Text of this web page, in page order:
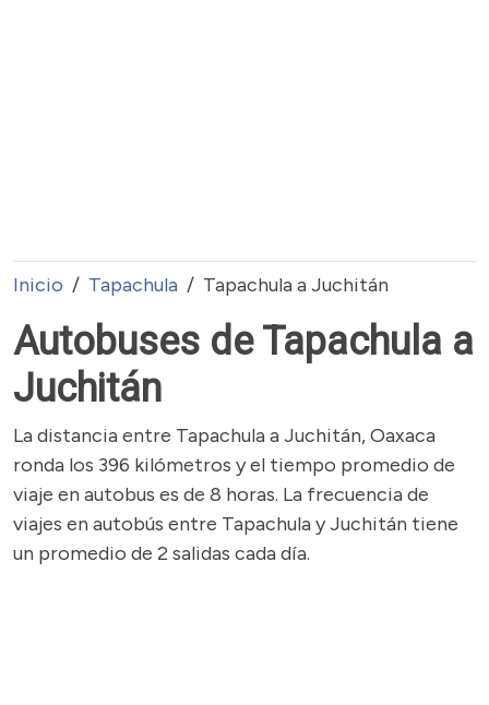
Inicio Tapachula Tapachula a Juchitán
Autobuses de Tapachula a
Juchitán
La distancia entre Tapachula a Juchitán, Oaxaca
ronda los 396 kilómetros y el tiempo promedio de
viaje en autobus es de 8 horas. La frecuencia de
viajes en autobús entre Tapachula y Juchitán tiene
un promedio de 2 salidas cada día.